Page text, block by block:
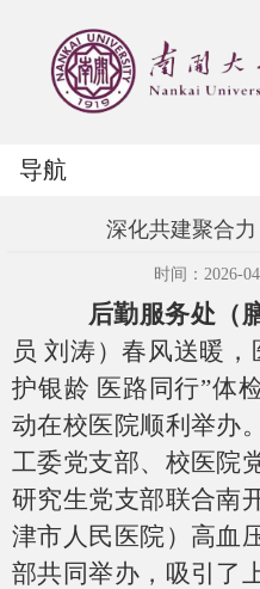
导航
深化共建聚合
时间：2026-
后勤服务处（
员 刘涛）春风送暖
护银龄 医路同行”体
动在校医院顺利举办
工委党支部、校医院
研究生党支部联合南
津市人民医院）高血
部共同举办，吸引了